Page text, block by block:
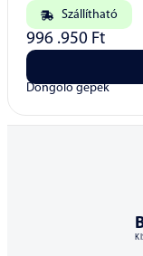
Szállítható
996 .950 Ft
Döngölő gépek